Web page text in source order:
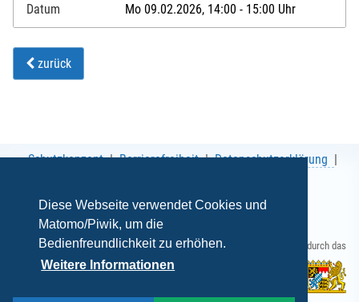
Diese Webseite verwendet Cookies und
Matomo/Piwik, um die
Bedienfreundlichkeit zu erhöhen.
Weitere Informationen
Datum Mo 09.02.2026, 14:00 - 15:00 Uhr
zurück
Schutzkonzept Barrierefreiheit
Datenschutzerklärung
Gefördert durch das